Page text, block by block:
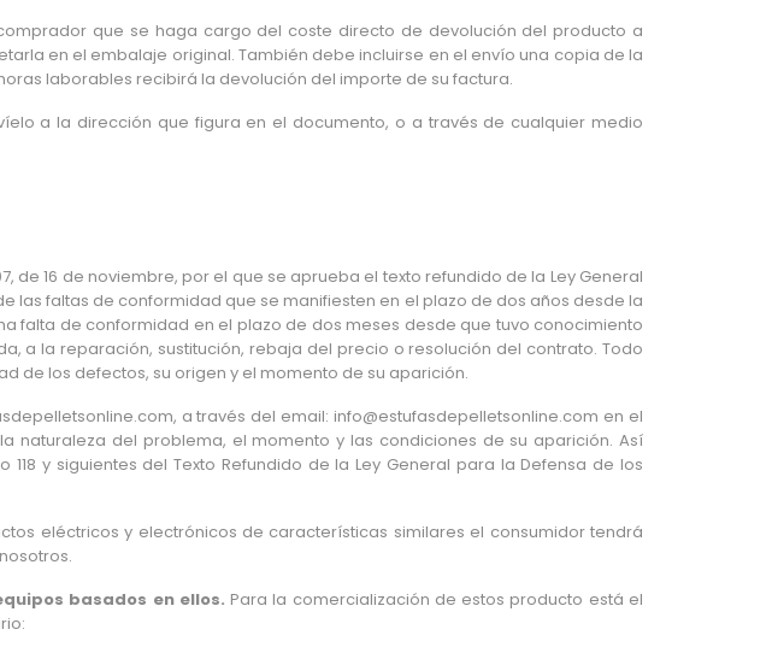
que se haga cargo del coste directo de devolución del producto a
en el embalaje original. También debe incluirse en el envío una copia de la
laborables recibirá la devolución del importe de su factura.
a la dirección que figura en el documento, o a través de cualquier medio
de 16 de noviembre, por el que se aprueba el texto refundido de la Ley General
las faltas de conformidad que se manifiesten en el plazo de dos años desde la
falta de conformidad en el plazo de dos meses desde que tuvo conocimiento
a la reparación, sustitución, rebaja del precio o resolución del contrato. Todo
de los defectos, su origen y el momento de su aparición.
a través del email: info@estufasdepelletsonline.com en el
del problema, el momento y las condiciones de su aparición. Así
y siguientes del Texto Refundido de la Ley General para la Defensa de los
eléctricos y electrónicos de características similares el consumidor tendrá
basados en ellos. Para la comercialización de estos producto está el